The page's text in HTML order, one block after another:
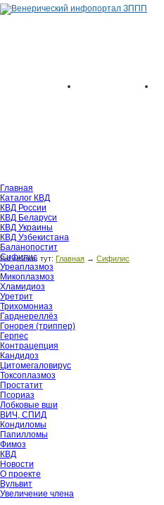
Главная
Каталог КВД
КВД России
КВД Беларуси
КВД Украины
КВД Узбекистана
Баланопостит
Сифилис
Уреаплазмоз
Микоплазмоз
Хламидиоз
Уретрит
Трихомониаз
Гарднереллёз
Гонорея (триппер)
Герпес
Контрацепция
Кандидоз
Цитомегаловирус
Токсоплазмоз
Простатит
Псориаз
Лобковые вши
ВИЧ, СПИД
Кондиломы
Папилломы
Фимоз
КВД
Новости
О проекте
Вульвит
Увеличение члена
Вы сейчас тут: Главная → Сифилис